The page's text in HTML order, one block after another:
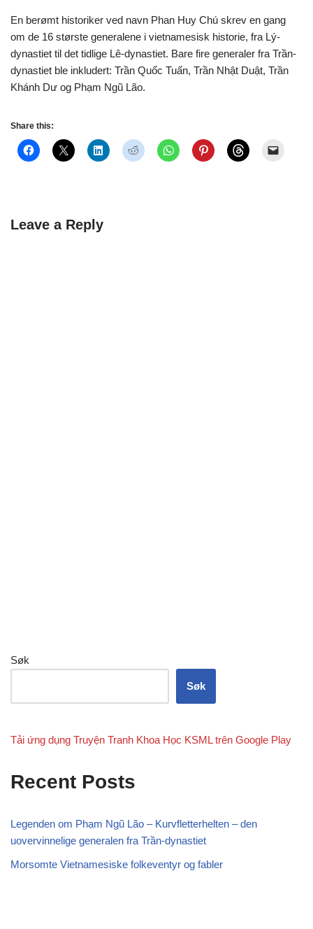
En berømt historiker ved navn Phan Huy Chú skrev en gang
om de 16 største generalene i vietnamesisk historie, fra Lý-
dynastiet til det tidlige Lê-dynastiet. Bare fire generaler fra Trần-
dynastiet ble inkludert: Trần Quốc Tuấn, Trần Nhật Duật, Trần
Khánh Dư og Phạm Ngũ Lão.
Share this:
Leave a Reply
Søk
Søk
Tải ứng dụng Truyện Tranh Khoa Học KSML trên Google Play
Recent Posts
Legenden om Phạm Ngũ Lão – Kurvfletterhelten – den
uovervinnelige generalen fra Trần-dynastiet
Morsomte Vietnamesiske folkeventyr og fabler